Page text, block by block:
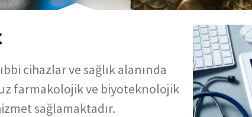
cihazlar ve sağlık alanında
farmakolojik ve biyoteknolojik
sağlamaktadır.